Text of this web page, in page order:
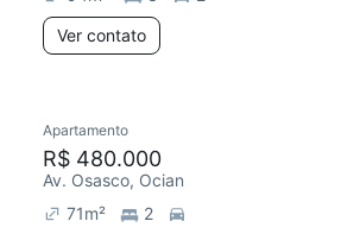
Ver contato
Apartamento
R$ 480.000
Av. Osasco, Ocian
71m²
2